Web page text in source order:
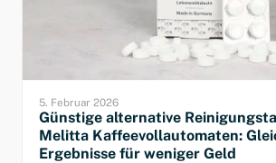
5. Februar 2026
Günstige alternative
Melitta Kaffeevollautomaten:
Ergebnisse für weniger Geld